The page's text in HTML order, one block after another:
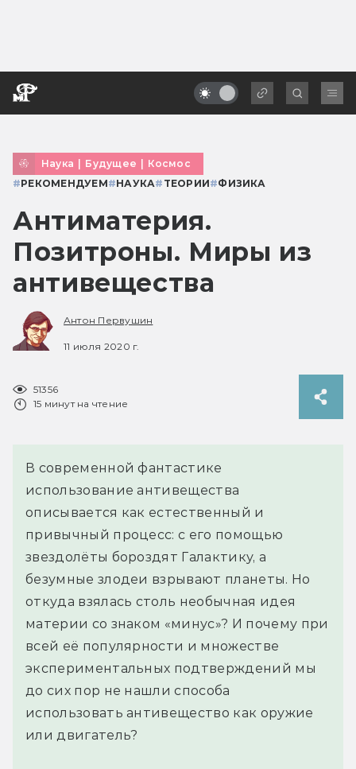
Наука | Будущее | Космос
#РЕКОМЕНДУЕМ#НАУКА# ТЕОРИИ#ФИЗИКА
Антиматерия.
Позитроны. Миры из
антивещества
Антон Первушин
11 июля 2020 г.
51356
15 минут на чтение
В современной фантастике
использование антивещества
описывается как естественный и
привычный процесс: с его помощью
звездолёты бороздят Галактику, а
безумные злодеи взрывают планеты. Но
откуда взялась столь необычная идея
материи со знаком «минус»? И почему при
всей её популярности и множестве
экспериментальных подтверждений мы
до сих пор не нашли способа
использовать антивещество как оружие
или двигатель?